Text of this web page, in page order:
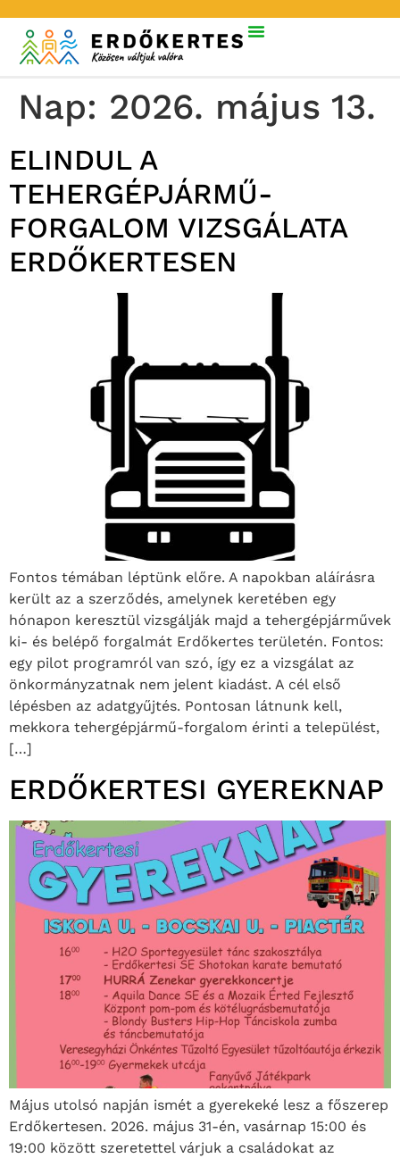
Nap: 2026. május 13.
ELINDUL A
TEHERGÉPJÁRMŰ-
FORGALOM VIZSGÁLATA
ERDŐKERTESEN
Fontos témában léptünk előre. A napokban aláírásra
került az a szerződés, amelynek keretében egy
hónapon keresztül vizsgálják majd a tehergépjárművek
ki- és belépő forgalmát Erdőkertes területén. Fontos:
egy pilot programról van szó, így ez a vizsgálat az
önkormányzatnak nem jelent kiadást. A cél első
lépésben az adatgyűjtés. Pontosan látnunk kell,
mekkora tehergépjármű-forgalom érinti a települést,
[…]
ERDŐKERTESI GYEREKNAP
Május utolsó napján ismét a gyerekeké lesz a főszerep
Erdőkertesen. 2026. május 31-én, vasárnap 15:00 és
19:00 között szeretettel várjuk a családokat az